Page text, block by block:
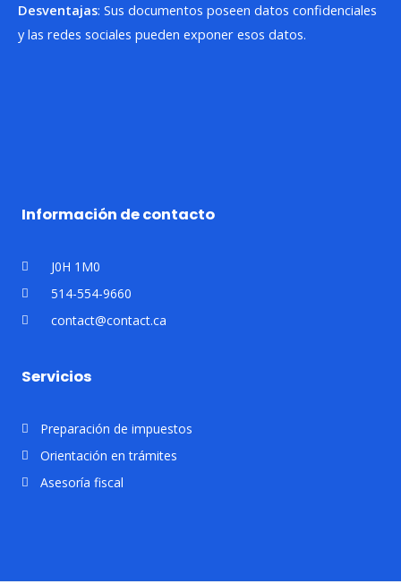
Desventajas: Sus documentos poseen datos confidenciales
y las redes sociales pueden exponer esos datos.
Información de contacto
J0H 1M0
514-554-9660
contact@contact.ca
Servicios
Preparación de impuestos
Orientación en trámites
Asesoría fiscal